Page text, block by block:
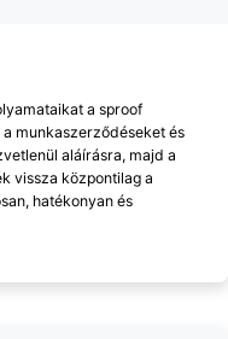
a sproof
munkaszerződéseket és
aláírásra, majd a
vissza központilag a
hatékonyan és